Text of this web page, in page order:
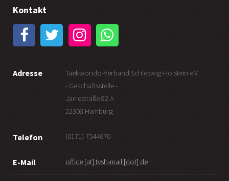
Kontakt
Adresse
Taekwondo-Verband Schleswig-Holstein e.V.
- Geschäftsstelle -
Jarrestraße 82 A
22303 Hamburg
Telefon (0171) 7544670
E-Mail office [at] tvsh-mail [dot] de